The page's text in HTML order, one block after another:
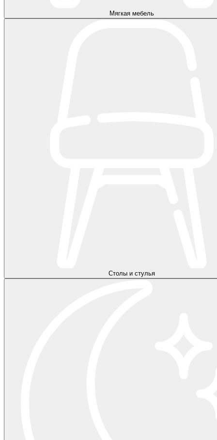
Мягкая мебель
Столы и стулья